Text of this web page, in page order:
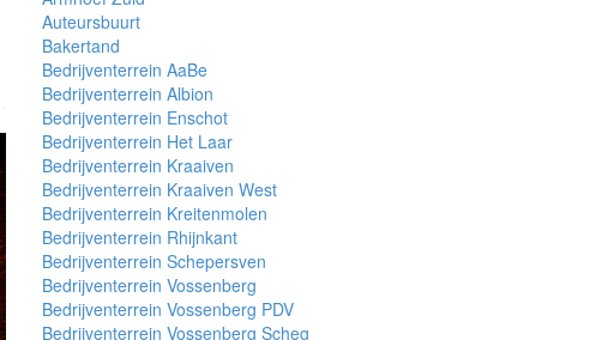
Auteursbuurt
Bakertand
Bedrijventerrein AaBe
Bedrijventerrein Albion
Bedrijventerrein Enschot
Bedrijventerrein Het Laar
Bedrijventerrein Kraaiven
Bedrijventerrein Kraaiven West
Bedrijventerrein Kreitenmolen
Bedrijventerrein Rhijnkant
Bedrijventerrein Schepersven
Bedrijventerrein Vossenberg
Bedrijventerrein Vossenberg PDV
Bedrijventerrein Vossenberg Scheg